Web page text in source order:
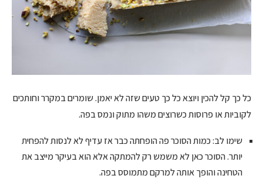
כל כך קל להכין ויוצא כל כך טעים שזה לא יאמן. שומרים במקרר וחותכים
לקוביות או פרוסות כשרוצים משהו מתוק ונמס בפה.
שימו לב: כמות הסוכר פה הופחתה כבר אז עדיף לא לנסות להפחית
יותר. הסוכר כאן לא משמש רק להמתקה אלא הוא בעיקר מייצב את
הטחינה והופך אותה למרקם מתמוסס בפה.